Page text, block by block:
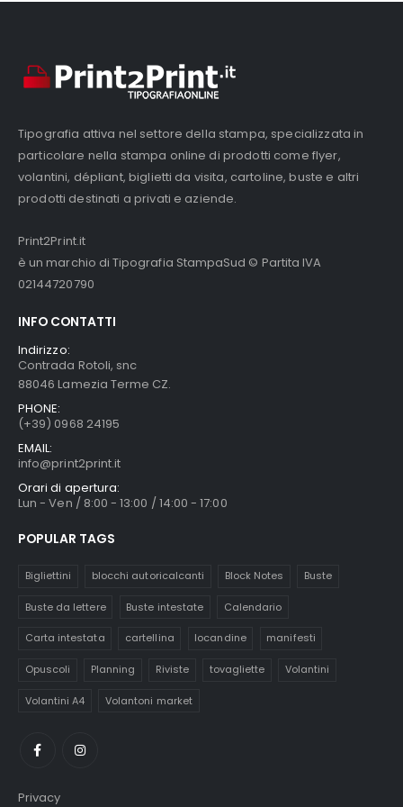
prodotto
Tipografia attiva nel settore della stampa, specializzata in
particolare nella stampa online di prodotti come flyer,
volantini, dépliant, biglietti da visita, cartoline, buste e altri
prodotti destinati a privati e aziende.
Print2Print.it
è un marchio di Tipografia StampaSud © Partita IVA
02144720790
INFO CONTATTI
Indirizzo:
Contrada Rotoli, snc
88046 Lamezia Terme CZ.
PHONE:
(+39) 0968 24195
EMAIL:
info@print2print.it
Orari di apertura:
Lun - Ven / 8:00 - 13:00 / 14:00 - 17:00
POPULAR TAGS
Bigliettini blocchi autoricalcanti Block Notes Buste
Buste da lettere Buste intestate Calendario
Carta intestata cartellina locandine manifesti
Opuscoli Planning Riviste tovagliette Volantini
Volantini A4 Volantoni market
Privacy